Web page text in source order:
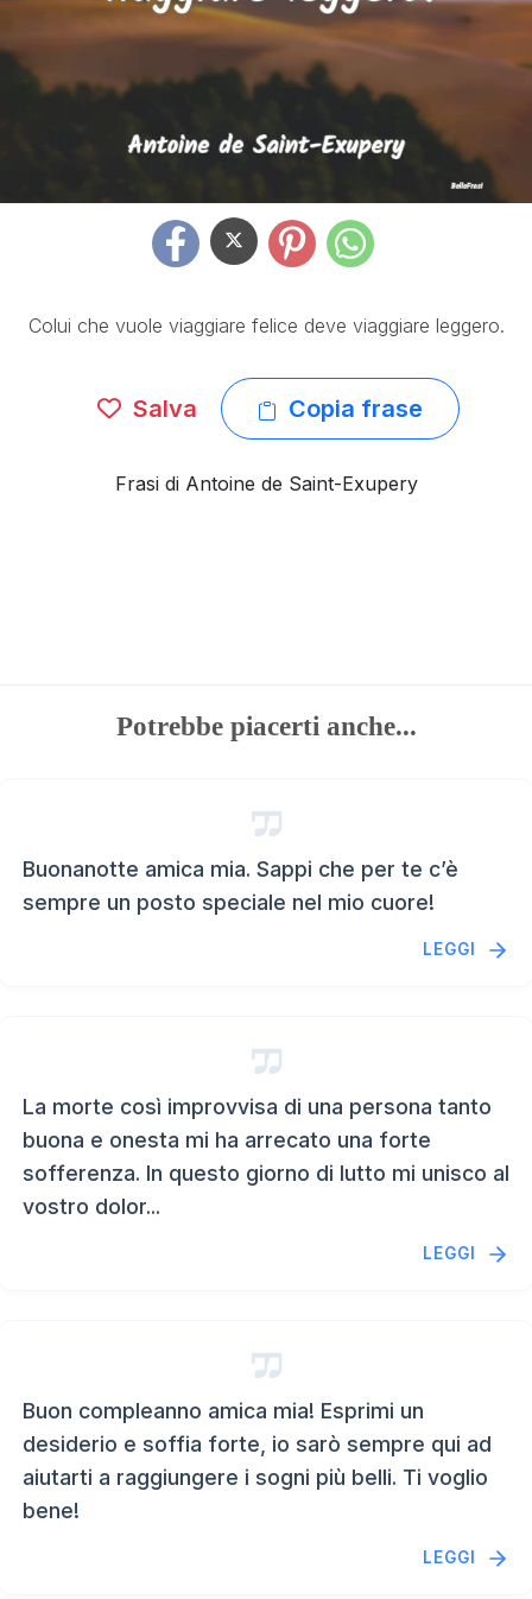
Colui che vuole viaggiare felice deve viaggiare leggero.
Salva Copia frase
Frasi di Antoine de Saint-Exupery
Potrebbe piacerti anche...
Buonanotte amica mia. Sappi che per te c’è
sempre un posto speciale nel mio cuore!
LEGGI
La morte così improvvisa di una persona tanto
buona e onesta mi ha arrecato una forte
sofferenza. In questo giorno di lutto mi unisco al
vostro dolor...
LEGGI
Buon compleanno amica mia! Esprimi un
desiderio e soffia forte, io sarò sempre qui ad
aiutarti a raggiungere i sogni più belli. Ti voglio
bene!
LEGGI